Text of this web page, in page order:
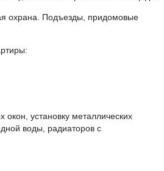
охрана. Подъезды, придомовые
установку металлических
воды, радиаторов с